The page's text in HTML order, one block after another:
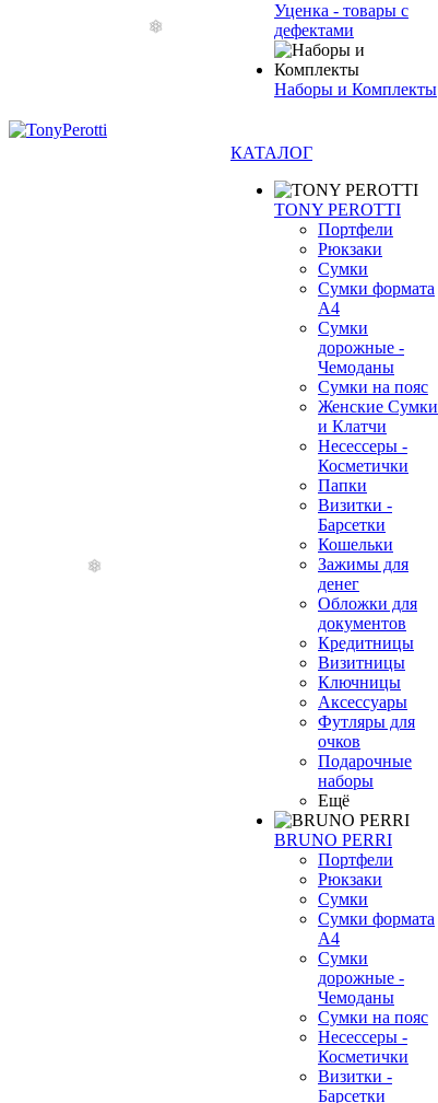
Уценка - товары с
дефектами
Наборы и Комплекты
КАТАЛОГ
TONY PEROTTI
Портфели
Рюкзаки
Сумки
Сумки формата
А4
Сумки
дорожные -
Чемоданы
Сумки на пояс
Женские Сумки
и Клатчи
Несессеры -
Косметички
Папки
Визитки -
Барсетки
Кошельки
Зажимы для
денег
Обложки для
документов
Кредитницы
Визитницы
Ключницы
Аксессуары
Футляры для
очков
Подарочные
наборы
Ещё
BRUNO PERRI
Портфели
Рюкзаки
Сумки
Сумки формата
А4
Сумки
дорожные -
Чемоданы
Сумки на пояс
Несессеры -
Косметички
Визитки -
Барсетки